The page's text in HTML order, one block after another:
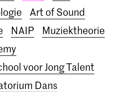
200 jaar
Art of Sound
NAIP
Muziektheorie
voor Jong Talent
Dans